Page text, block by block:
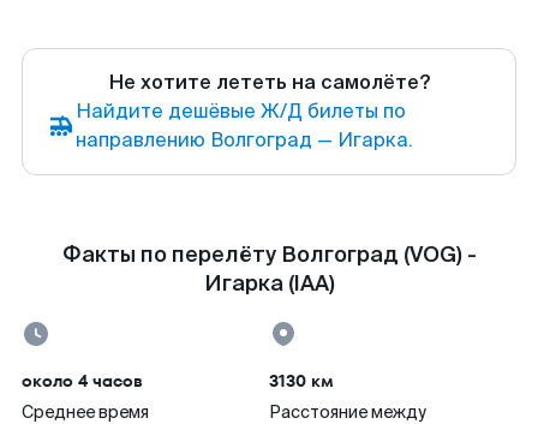
Не хотите лететь на самолёте?
Найдите дешёвые Ж/Д билеты по
направлению Волгоград — Игарка.
Факты по перелёту Волгоград (VOG) -
Игарка (IAA)
около 4 часов
Среднее время
3130 км
Расстояние между